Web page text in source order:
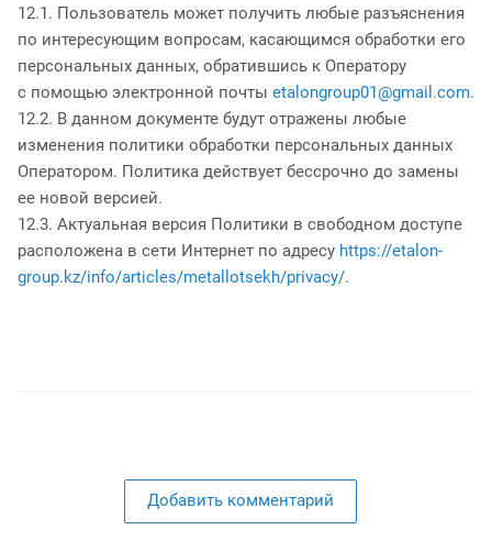
12.1. Пользователь может получить любые разъяснения
по интересующим вопросам, касающимся обработки его
персональных данных, обратившись к Оператору
с помощью электронной почты etalongroup01@gmail.com.
12.2. В данном документе будут отражены любые
изменения политики обработки персональных данных
Оператором. Политика действует бессрочно до замены
ее новой версией.
12.3. Актуальная версия Политики в свободном доступе
расположена в сети Интернет по адресу https://etalon-
group.kz/info/articles/metallotsekh/privacy/.
Добавить комментарий